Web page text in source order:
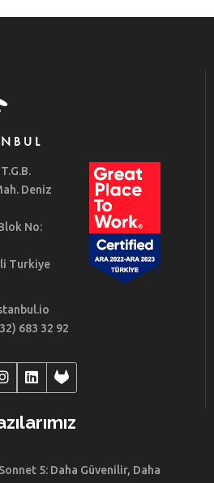
Deniz
No:
Turkiye
683 32 92
5: Daha Güvenilir, Daha